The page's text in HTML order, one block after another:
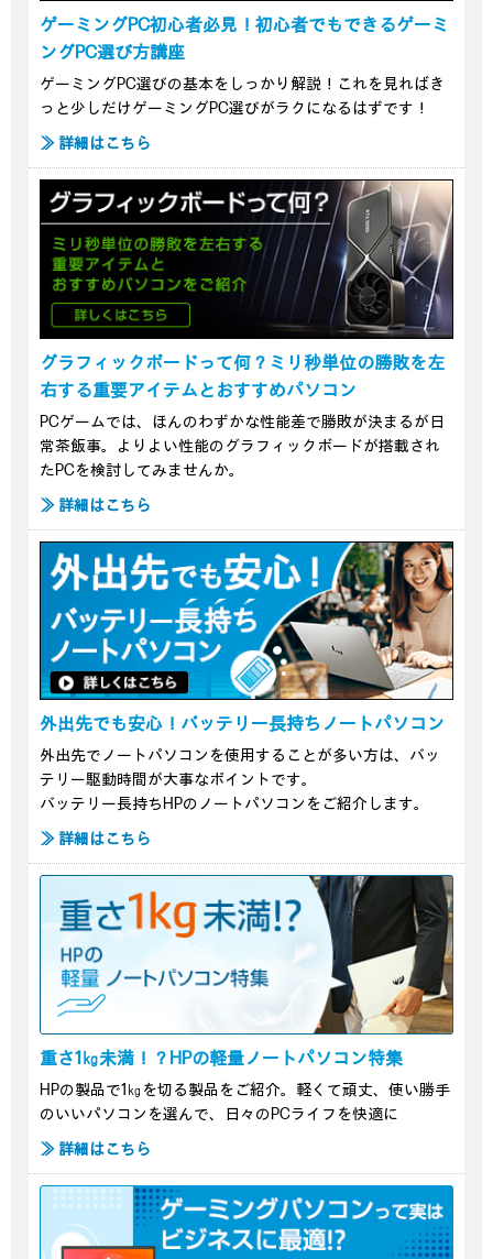
ゲーミングPC初心者必見！初心者でもできるゲーミ
ングPC選び方講座
ゲーミングPC選びの基本をしっかり解説！これを見ればき
っと少しだけゲーミングPC選びがラクになるはずです！
≫ 詳細はこちら
グラフィックボードって何？ミリ秒単位の勝敗を左
右する重要アイテムとおすすめパソコン
PCゲームでは、ほんのわずかな性能差で勝敗が決まるが日
常茶飯事。よりよい性能のグラフィックボードが搭載され
たPCを検討してみませんか。
≫ 詳細はこちら
外出先でも安心！バッテリー長持ちノートパソコン
外出先でノートパソコンを使用することが多い方は、バッ
テリー駆動時間が大事なポイントです。
バッテリー長持ちHPのノートパソコンをご紹介します。
≫ 詳細はこちら
重さ1㎏未満！？HPの軽量ノートパソコン特集
HPの製品で1㎏を切る製品をご紹介。軽くて頑丈、使い勝手
のいいパソコンを選んで、日々のPCライフを快適に
≫ 詳細はこちら